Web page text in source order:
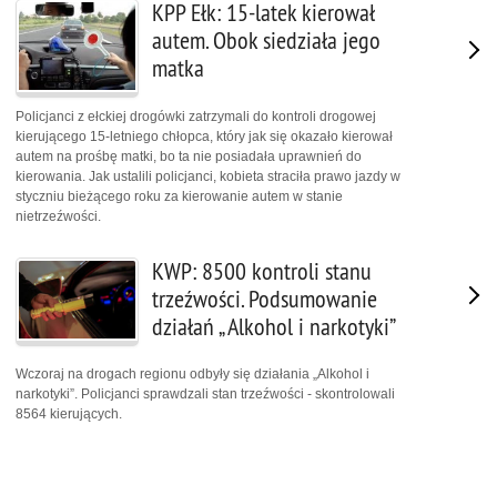
KPP Ełk: 15-latek kierował
autem. Obok siedziała jego
matka
Policjanci z ełckiej drogówki zatrzymali do kontroli drogowej
kierującego 15-letniego chłopca, który jak się okazało kierował
autem na prośbę matki, bo ta nie posiadała uprawnień do
kierowania. Jak ustalili policjanci, kobieta straciła prawo jazdy w
styczniu bieżącego roku za kierowanie autem w stanie
nietrzeźwości.
KWP: 8500 kontroli stanu
trzeźwości. Podsumowanie
działań „ Alkohol i narkotyki”
Wczoraj na drogach regionu odbyły się działania „Alkohol i
narkotyki”. Policjanci sprawdzali stan trzeźwości - skontrolowali
8564 kierujących.